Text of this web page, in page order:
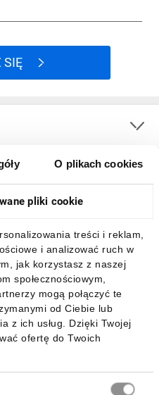
O plikach cookies
pliki cookie
treści i reklam,
i analizować ruch w
jak korzystasz z naszej
społecznościowym,
mogą połączyć te
od Ciebie lub
z ich usług. Dzięki Twojej
ofertę do Twoich
SIĘ
mobilną: